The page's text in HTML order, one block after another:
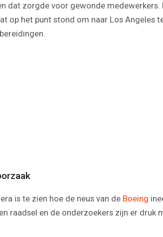
dat zorgde voor gewonde medewerkers.
op het punt stond om naar Los Angeles
Video
is te zien hoe de neus van de Boeing
raadsel en de onderzoekers zijn er druk